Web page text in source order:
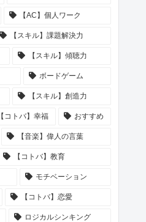
【AC】個人ワーク
【スキル】課題解決力
【スキル】傾聴力
ボードゲーム
【スキル】創造力
【コトバ】幸福 おすすめ
【音楽】偉人の言葉
【コトバ】教育
モチベーション
【コトバ】恋愛
ロジカルシンキング